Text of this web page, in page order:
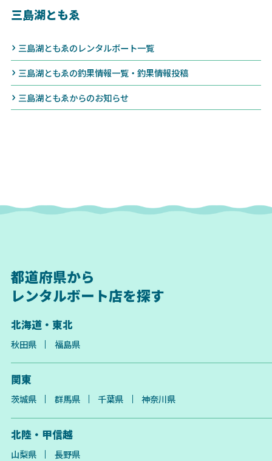
三島湖ともゑ
三島湖ともゑのレンタルボート一覧
三島湖ともゑの釣果情報一覧・釣果情報投稿
三島湖ともゑからのお知らせ
都道府県から
レンタルボート店を探す
北海道・東北
秋田県 福島県
関東
茨城県 群馬県 千葉県 神奈川県
北陸・甲信越
山梨県 長野県